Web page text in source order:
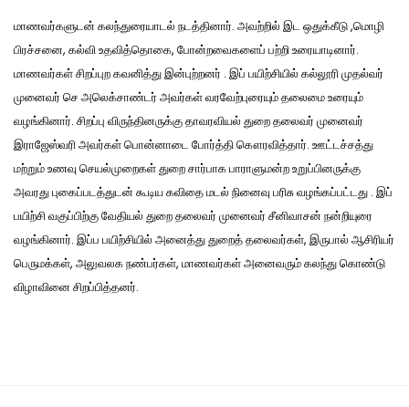
மாணவர்களுடன் கலந்துரையாடல் நடத்தினார். அவற்றில் இட ஒதுக்கீடு ,மொழி
பிரச்சனை, கல்வி உதவித்தொகை, போன்றவைகளைப் பற்றி உரையாடினார்.
மாணவர்கள் சிறப்புற கவனித்து இன்புற்றனர் . இப் பயிற்சியில் கல்லூரி முதல்வர்
முனைவர் செ அலெக்சாண்டர் அவர்கள் வரவேற்புரையும் தலைமை உரையும்
வழங்கினார். சிறப்பு விருந்தினருக்கு தாவரவியல் துறை தலைவர் முனைவர்
இராஜேஸ்வரி அவர்கள் பொன்னாடை போர்த்தி கௌரவித்தார். ஊட்டச்சத்து
மற்றும் உணவு செயல்முறைகள் துறை சார்பாக பாராளுமன்ற உறுப்பினருக்கு
அவரது புகைப்படத்துடன் கூடிய கவிதை மடல் நினைவு பரிசு வழங்கப்பட்டது . இப்
பயிற்சி வகுப்பிற்கு வேதியல் துறை தலைவர் முனைவர் சீனிவாசன் நன்றியுரை
வழங்கினார். இப்ப பயிற்சியில் அனைத்து துறைத் தலைவர்கள், இருபால் ஆசிரியர்
பெருமக்கள், அலுவலக நண்பர்கள், மாணவர்கள் அனைவரும் கலந்து கொண்டு
விழாவினை சிறப்பித்தனர்.